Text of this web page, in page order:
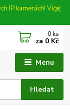
IP kamerách! Více
Menu
Hledat
0 ks
za 0 Kč